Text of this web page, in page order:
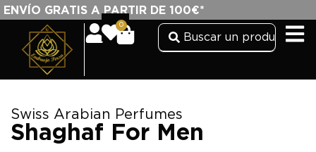
ENVÍO GRATIS A PARTIR DE 100€*
0
Swiss Arabian Perfumes
Shaghaf For Men